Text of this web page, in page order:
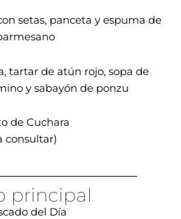
setas, panceta y espuma de
tartar de atún rojo, sopa de
y sabayón de ponzu
de Cuchara
consultar)
principal
del Día